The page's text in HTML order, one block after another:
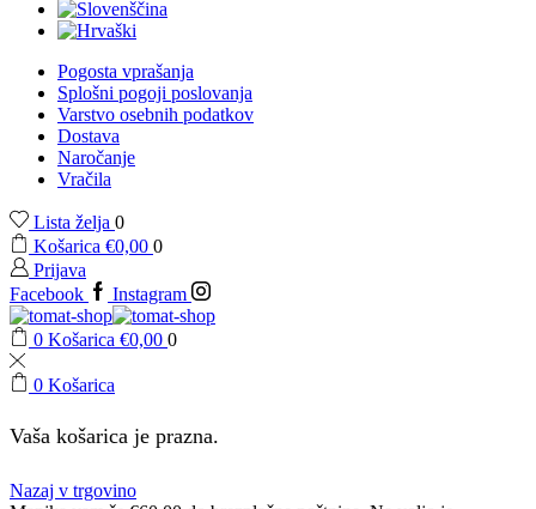
Pogosta vprašanja
Splošni pogoji poslovanja
Varstvo osebnih podatkov
Dostava
Naročanje
Vračila
Lista želja 0
Košarica €0,00 0
Prijava
Facebook
Instagram
0 Košarica €0,00 0
0 Košarica
Vaša košarica je prazna.
Nazaj v trgovino